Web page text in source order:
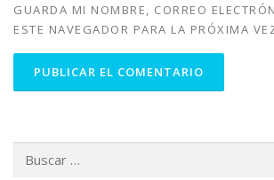
GUARDA MI NOMBRE, CORREO
ESTE NAVEGADOR PARA LA PRÓXIMA